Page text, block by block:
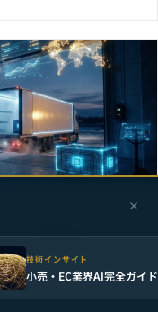
ド：温度モニタリ
チのスマートコー
技術インサイト
小売・EC業界AI完全ガイド